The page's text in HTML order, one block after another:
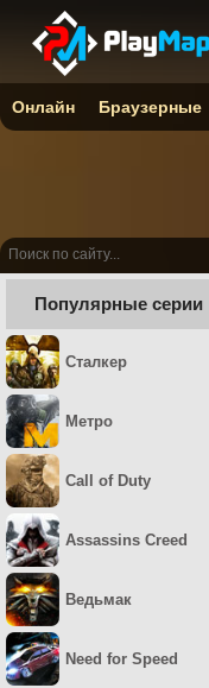
Популярные серии
Сталкер
Метро
Call of Duty
Assassins Creed
Ведьмак
Need for Speed
Онлайн Браузерные